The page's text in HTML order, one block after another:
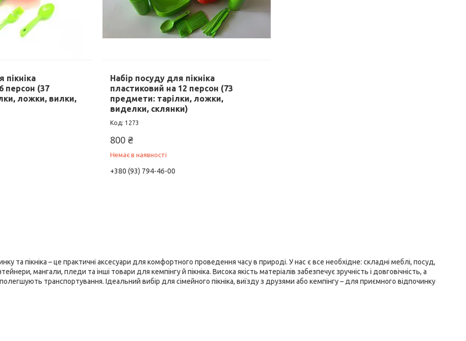
пікніка
персон (37
ложки, вилки,
Набір посуду для пікніка
пластиковий на 12 персон (73
предмети: тарілки, ложки,
виделки, склянки)
1273
800 ₴
Немає в наявності
+380 (93) 794-46-00
та пікніка – це практичні аксесуари для комфортного проведення часу в природі. У нас є все необхідне: складні меблі, посуд,
мангали, пледи та інші товари для кемпінгу й пікніка. Висока якість матеріалів забезпечує зручність і довговічність, а
транспортування. Ідеальний вибір для сімейного пікніка, виїзду з друзями або кемпінгу – для приємного відпочинку